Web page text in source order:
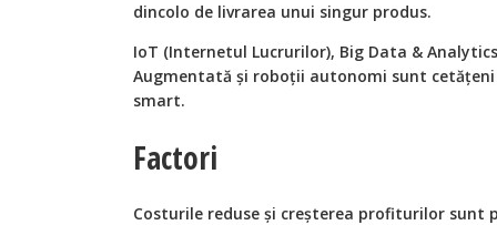
dincolo de livrarea unui singur produs.
IoT (Internetul Lucrurilor), Big Data &
Augmentată şi roboţii autonomi sunt
smart.
Factori
Costurile reduse şi creşterea profiturilor sunt